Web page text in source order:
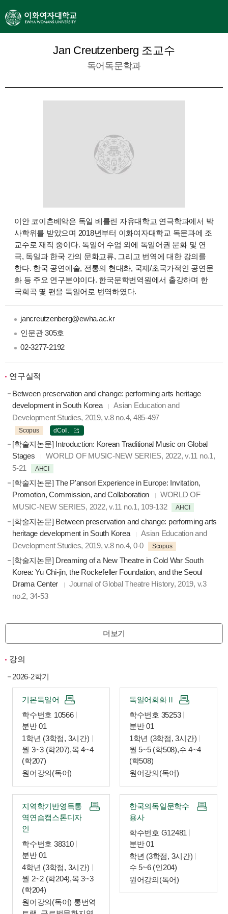
Jan Creutzenberg 조교수
독어독문학과
이안 코이츤베악은 독일 베를린 자유대학교 연극학과에서 박
사학위를 받았으며 2018년부터 이화여자대학교 독문과에 조
교수로 재직 중이다. 독일어 수업 외에 독일어권 문화 및 연
극, 독일과 한국 간의 문화교류, 그리고 번역에 대한 강의를
한다. 한국 공연예술, 전통의 현대화, 국제/초국가적인 공연문
화 등 주요 연구분야이다. 한국문학번역원에서 출강하며 한
국희곡 몇 편을 독일어로 번역하였다.
jancreutzenberg@ewha.ac.kr
인문관 305호
02-3277-2192
연구실적
Between preservation and change: performing arts heritage
development in South Korea
Asian Education and
Development Studies, 2019, v.8 no.4, 485-497
Scopus dColl.
[학술지논문] Introduction: Korean Traditional Music on Global
Stages
WORLD OF MUSIC-NEW SERIES, 2022, v.11 no.1,
5-21
AHCI
[학술지논문] The P'ansori Experience in Europe: Invitation,
Promotion, Commission, and Collaboration
WORLD OF
MUSIC-NEW SERIES, 2022, v.11 no.1, 109-132
AHCI
[학술지논문] Between preservation and change: performing arts
heritage development in South Korea
Asian Education and
Development Studies, 2019, v.8 no.4, 0-0
Scopus
[학술지논문] Dreaming of a New Theatre in Cold War South
Korea: Yu Chi-jin, the Rockefeller Foundation, and the Seoul
Drama Center
Journal of Global Theatre History, 2019, v.3
no.2, 34-53
더보기
강의
2026-2학기
기본독일어
학수번호 10566
분반 01
1학년 (3학점, 3시간)
월 3~3 (학207),목 4~4
(학207)
원어강의(독어)
독일어회화Ⅱ
학수번호 35253
분반 01
1학년 (3학점, 3시간)
월 5~5 (학508),수 4~4
(학508)
원어강의(독어)
지역학기반영독통
역연습캡스톤디자
인
학수번호 38310
분반 01
4학년 (3학점, 3시간)
월 2~2 (학204),목 3~3
(학204)
원어강의(독어) 통번역
한국의독일문학수
용사
학수번호 G12481
분반 01
학년 (3학점, 3시간)
수 5~6 (인204)
원어강의(독어)